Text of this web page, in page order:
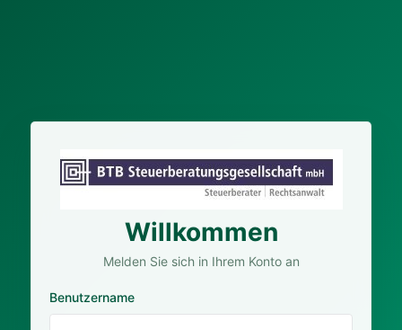
Willkommen
Melden Sie sich in Ihrem Konto an
Benutzername